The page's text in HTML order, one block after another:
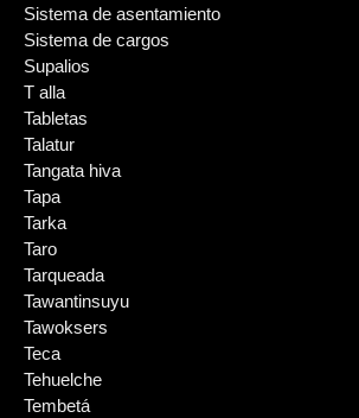
Sistema de asentamiento
Sistema de cargos
Supalios
T alla
Tabletas
Talatur
Tangata hiva
Tapa
Tarka
Taro
Tarqueada
Tawantinsuyu
Tawoksers
Teca
Tehuelche
Tembetá